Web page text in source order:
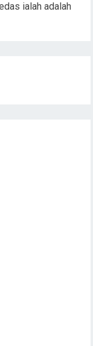
ialah adalah